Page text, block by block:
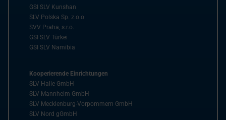
GSI SLV Kunshan
SLV Polska Sp. z.o.o
SVV Praha, s.r.o.
GSI SLV Türkei
GSI SLV Namibia
Kooperierende Einrichtungen
SLV Halle GmbH
SLV Mannheim GmbH
SLV Mecklenburg-Vorpommern GmbH
SLV Nord gGmbH